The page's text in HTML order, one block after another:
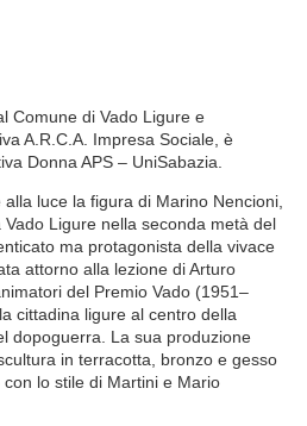
Comune di Vado Ligure e
A.R.C.A. Impresa Sociale, è
Donna APS – UniSabazia.
luce la figura di Marino Nencioni,
Ligure nella seconda metà del
ma protagonista della vivace
attorno alla lezione di Arturo
del Premio Vado (1951–
cittadina ligure al centro della
dopoguerra. La sua produzione
in terracotta, bronzo e gesso
lo stile di Martini e Mario